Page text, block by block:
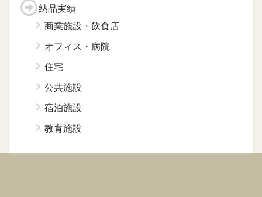
納品実績
商業施設・飲食店
オフィス・病院
住宅
公共施設
宿泊施設
教育施設